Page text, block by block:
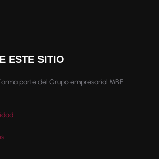
ESTE SITIO
parte del Grupo empresarial MBE